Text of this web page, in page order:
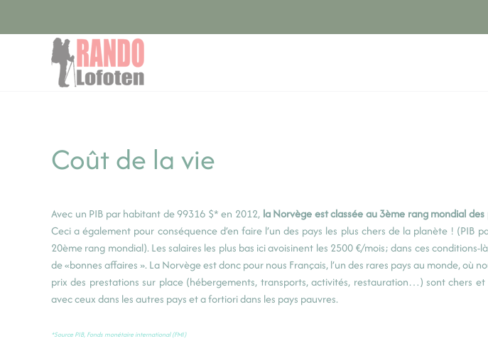
Accéder au contenu principal
Coût de la vie
Avec un PIB par habitant de 99316 $* en 2012, la Norvège est classée au 3ème rang mondial
Ceci a également pour conséquence d’en faire l’un des pays les plus chers de la planète ! (PIB
20ème rang mondial). Les salaires les plus bas ici avoisinent les 2500 €/mois; dans ces conditions-
de «bonnes affaires ». La Norvège est donc pour nous Français, l’un des rares pays au monde, où
prix des prestations sur place (hébergements, transports, activités, restauration…) sont chers
avec ceux dans les autres pays et a fortiori dans les pays pauvres.
*Source PIB, Fonds monétaire international (FMI)